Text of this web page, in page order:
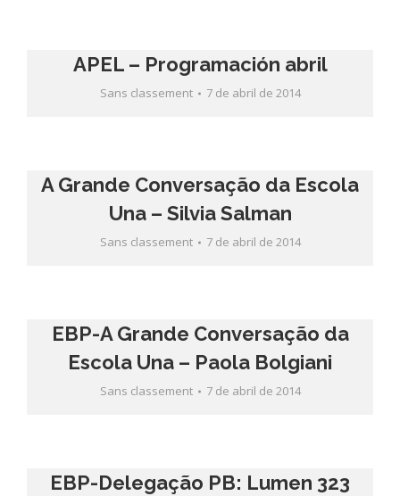
APEL – Programación abril
Sans classement 7 de abril de 2014
A Grande Conversação da Escola
Una – Silvia Salman
Sans classement 7 de abril de 2014
EBP-A Grande Conversação da
Escola Una – Paola Bolgiani
Sans classement 7 de abril de 2014
EBP-Delegação PB: Lumen 323